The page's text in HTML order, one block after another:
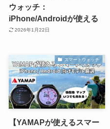
ウォッチ：
iPhone/Androidが使える
2026年1月22日
スマートウォッチ
【YAMAPが使えるスマー